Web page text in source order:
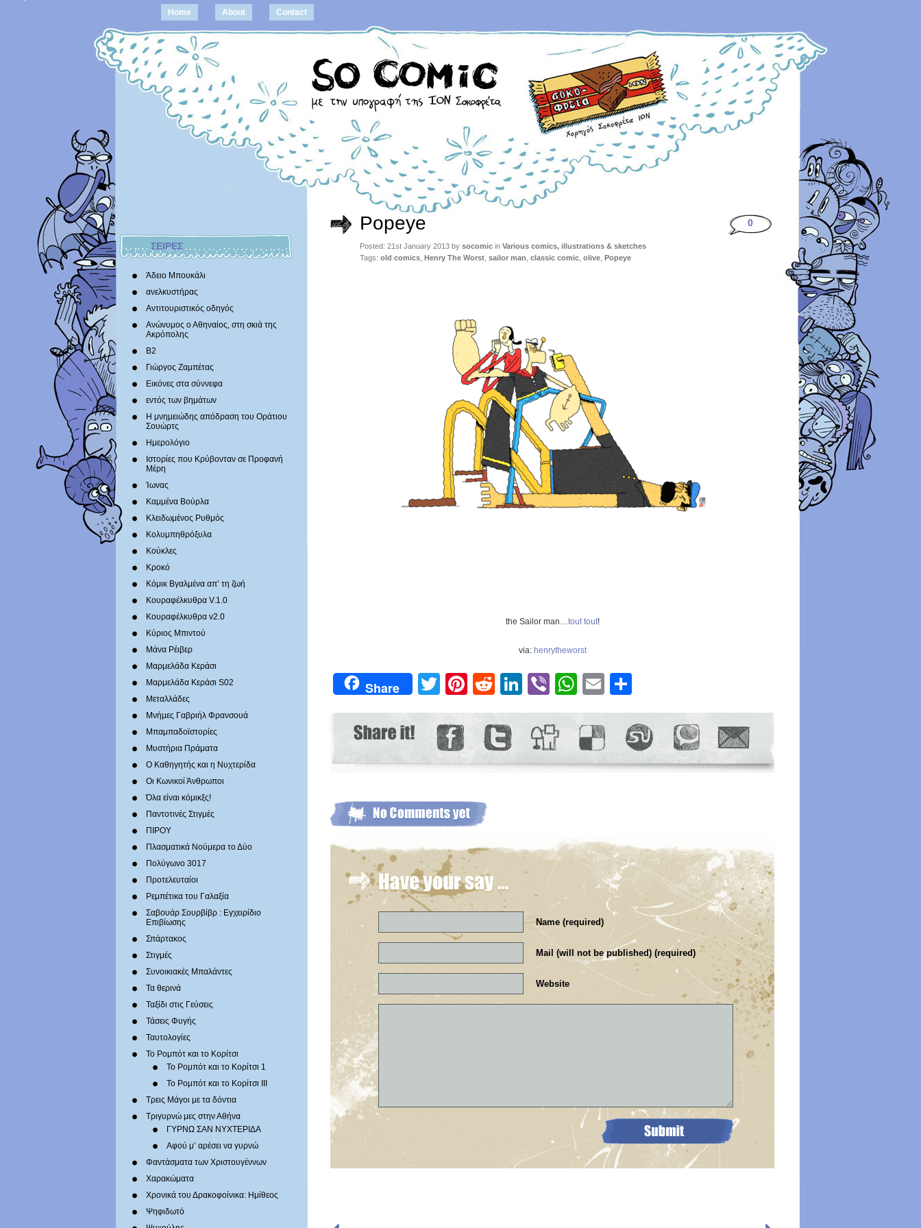
Home About Contact
ΣΕΙΡΕΣ
Άδειο Μπουκάλι
ανελκυστήρας
Αντιτουριστικός οδηγός
Ανώνυμος ο Αθηναίος, στη σκιά της
Ακρόπολης
Β2
Γιώργος Ζαμπέτας
Εικόνες στα σύννεφα
εντός των βημάτων
Η μνημειώδης απόδραση του Οράτιου
Σουώρτς
Ημερολόγιο
Ιστορίες που Κρύβονταν σε Προφανή
Μέρη
Ίωνας
Καμμένα Βούρλα
Κλειδωμένος Ρυθμός
Κολυμπηθρόξυλα
Κούκλες
Κροκό
Κόμικ Βγαλμένα απ’ τη ζωή
Κουραφέλκυθρα V.1.0
Κουραφέλκυθρα v2.0
Κύριος Μπιντού
Μάνα Ρέιβερ
Μαρμελάδα Κεράσι
Μαρμελάδα Κεράσι S02
Μεταλλάδες
Mνήμες Γαβριήλ Φρανσουά
Μπαμπαδοϊστορίες
Μυστήρια Πράματα
Ο Καθηγητής και η Νυχτερίδα
Οι Κωνικοί Άνθρωποι
Όλα είναι κόμικξς!
Παντοτινές Στιγμές
ΠΙΡΟΥ
Πλασματικά Νούμερα το Δύο
Πολύγωνο 3017
Προτελευταίοι
Ρεμπέτικα του Γαλαξία
Σαβουάρ Σουρβίβρ : Εγχειρίδιο
Επιβίωσης
Σπάρτακος
Στιγμές
Συνοικιακές Μπαλάντες
Τα θερινά
Ταξίδι στις Γεύσεις
Τάσεις Φυγής
Ταυτολογίες
Το Ρομπότ και το Κορίτσι
Το Ρομπότ και το Κορίτσι 1
Το Ρομπότ και το Κορίτσι III
Τρεις Μάγοι με τα δόντια
Τριγυρνώ μες στην Αθήνα
ΓΥΡΝΩ ΣΑΝ ΝΥΧΤΕΡΙΔΑ
Αφού μ’ αρέσει να γυρνώ
Φαντάσματα των Χριστουγέννων
Χαρακώματα
Χρονικά του Δρακοφοίνικα: Ημίθεος
Ψηφιδωτό
Popeye
Posted: 21st January 2013 by socomic in Various comics, illustrations & sketches
Tags: old comics Henry The Worst sailor man classic comic olive Popeye
0
the Sailor man… tout tout!
via: henrytheworst
Share Twitter
Pinterest
RedditLinkedIn
ViberWhatsApp
Email
Name (required)
Mail (will not be published) (required)
Website